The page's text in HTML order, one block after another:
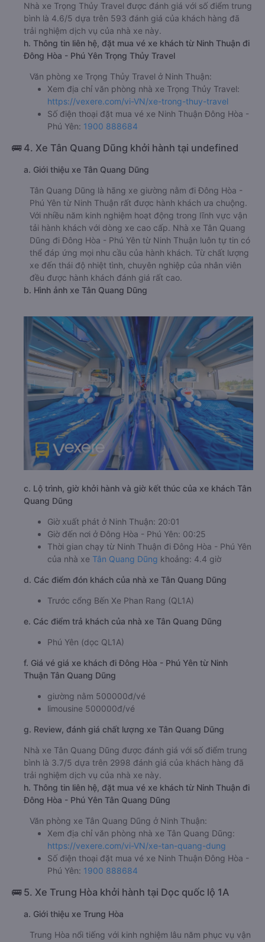
Nhà xe Trọng Thủy Travel được đánh giá với số điểm trung
bình là 4.6/5 dựa trên 593 đánh giá của khách hàng đã
trải nghiệm dịch vụ của nhà xe này.
h. Thông tin liên hệ, đặt mua vé xe khách từ Ninh Thuận đi
Đông Hòa - Phú Yên Trọng Thủy Travel
Văn phòng xe Trọng Thủy Travel ở Ninh Thuận:
Xem địa chỉ văn phòng nhà xe Trọng Thủy Travel:
https://vexere.com/vi-VN/xe-trong-thuy-travel
Số điện thoại đặt mua vé xe Ninh Thuận Đông Hòa -
Phú Yên: 1900 888684
🚌 4. Xe Tân Quang Dũng khởi hành tại undefined
a. Giới thiệu xe Tân Quang Dũng
Tân Quang Dũng là hãng xe giường nằm đi Đông Hòa -
Phú Yên từ Ninh Thuận rất được hành khách ưa chuộng.
Với nhiều năm kinh nghiệm hoạt động trong lĩnh vực vận
tải hành khách với dòng xe cao cấp. Nhà xe Tân Quang
Dũng đi Đông Hòa - Phú Yên từ Ninh Thuận luôn tự tin có
thể đáp ứng mọi nhu cầu của hành khách. Từ chất lượng
xe đến thái độ nhiệt tình, chuyên nghiệp của nhân viên
đều được hành khách đánh giá rất cao.
b. Hình ảnh xe Tân Quang Dũng
c. Lộ trình, giờ khởi hành và giờ kết thúc của xe khách Tân
Quang Dũng
Giờ xuất phát ở Ninh Thuận: 20:01
Giờ đến nơi ở Đông Hòa - Phú Yên: 00:25
Thời gian chạy từ Ninh Thuận đi Đông Hòa - Phú Yên
của nhà xe Tân Quang Dũng khoảng: 4.4 giờ
d. Các điểm đón khách của nhà xe Tân Quang Dũng
Trước cổng Bến Xe Phan Rang (QL1A)
e. Các điểm trả khách của nhà xe Tân Quang Dũng
Phú Yên (dọc QL1A)
f. Giá vé giá xe khách đi Đông Hòa - Phú Yên từ Ninh
Thuận Tân Quang Dũng
giường nằm 500000đ/vé
limousine 500000đ/vé
g. Review, đánh giá chất lượng xe Tân Quang Dũng
Nhà xe Tân Quang Dũng được đánh giá với số điểm trung
bình là 3.7/5 dựa trên 2998 đánh giá của khách hàng đã
trải nghiệm dịch vụ của nhà xe này.
h. Thông tin liên hệ, đặt mua vé xe khách từ Ninh Thuận đi
Đông Hòa - Phú Yên Tân Quang Dũng
Văn phòng xe Tân Quang Dũng ở Ninh Thuận:
Xem địa chỉ văn phòng nhà xe Tân Quang Dũng:
https://vexere.com/vi-VN/xe-tan-quang-dung
Số điện thoại đặt mua vé xe Ninh Thuận Đông Hòa -
Phú Yên: 1900 888684
🚌 5. Xe Trung Hòa khởi hành tại Dọc quốc lộ 1A
a. Giới thiệu xe Trung Hòa
Trung Hòa nổi tiếng với kinh nghiệm lâu năm phục vụ vận